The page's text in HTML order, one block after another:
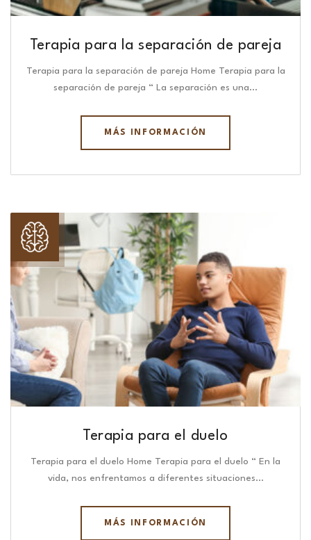
Terapia para la separación de pareja
Terapia para la separación de pareja Home Terapia para la
separación de pareja “ La separación es una…
MÁS INFORMACIÓN
Terapia para el duelo
Terapia para el duelo Home Terapia para el duelo “ En la
vida, nos enfrentamos a diferentes situaciones…
MÁS INFORMACIÓN